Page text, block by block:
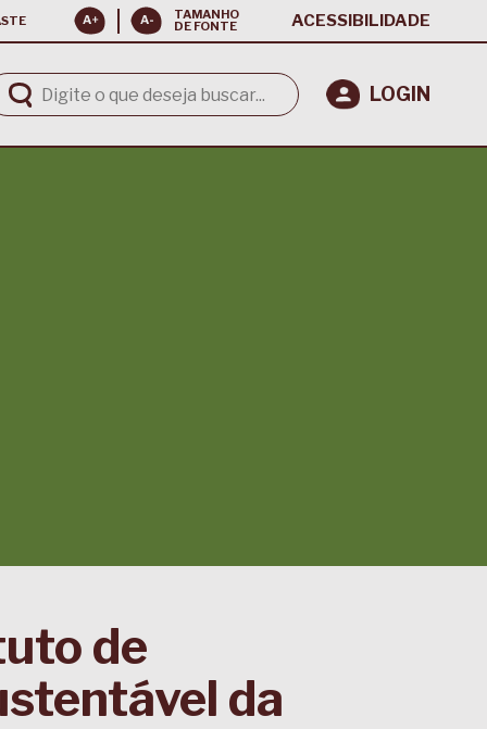
TAMANHO
DE FONTE ACESSIBILIDADE
LOGIN
de
da